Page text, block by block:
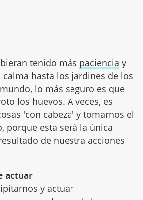
tenido más paciencia y
hasta los jardines de los
lo más seguro es que
los huevos. A veces, es
'con cabeza' y tomarnos el
porque esta será la única
de nuestra acciones
actuar
y actuar